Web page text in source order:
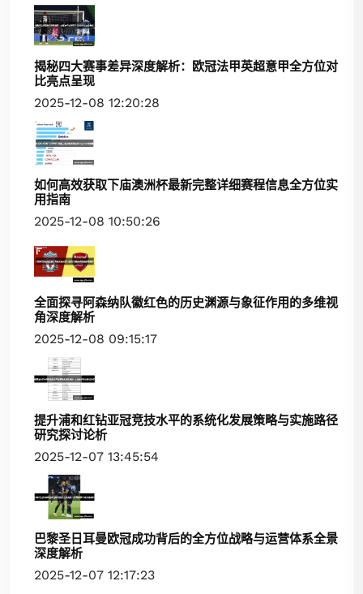
揭秘四大赛事差异深度解析：欧冠法甲英超意甲全方位对
比亮点呈现
2025-12-08 12:20:28
如何高效获取下庙澳洲杯最新完整详细赛程信息全方位实
用指南
2025-12-08 10:50:26
全面探寻阿森纳队徽红色的历史渊源与象征作用的多维视
角深度解析
2025-12-08 09:15:17
提升浦和红钻亚冠竞技水平的系统化发展策略与实施路径
研究探讨论析
2025-12-07 13:45:54
巴黎圣日耳曼欧冠成功背后的全方位战略与运营体系全景
深度解析
2025-12-07 12:17:23